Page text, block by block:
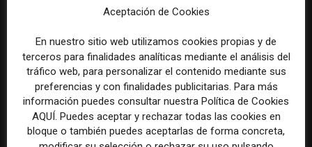
de inteligencia artificial, siempre bajo supervisión
humana.
Previous article Next article
Aceptación de Cookies
En nuestro sitio web utilizamos cookies propias y de
terceros para finalidades analíticas mediante el análisis del
tráfico web, para personalizar el contenido mediante sus
preferencias y con finalidades publicitarias. Para más
información puedes consultar nuestra Política de Cookies
AQUÍ. Puedes aceptar y rechazar todas las cookies en
bloque o también puedes aceptarlas de forma concreta,